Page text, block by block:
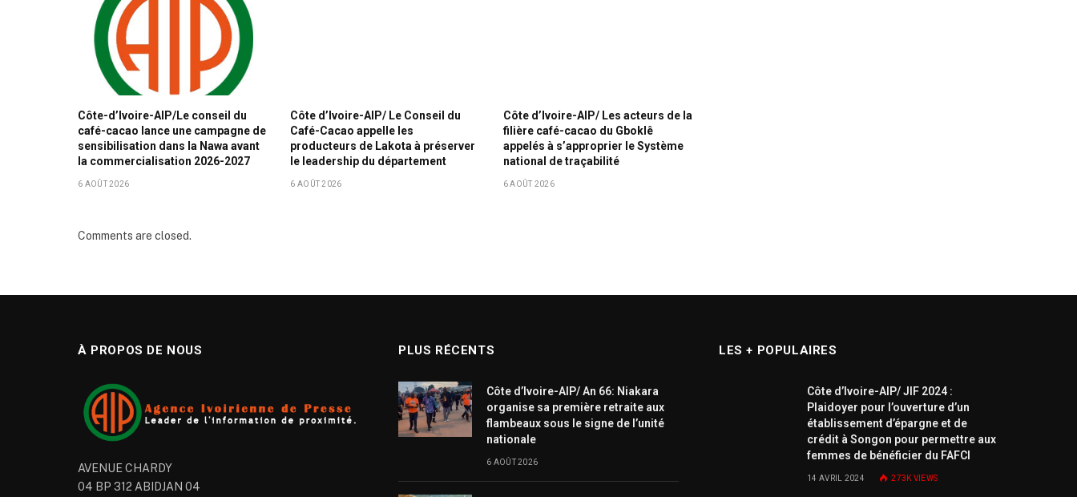
Côte-d’Ivoire-AIP/Le conseil du
café-cacao lance une campagne de
sensibilisation dans la Nawa avant
la commercialisation 2026-2027
6 AOÛT 2026
Côte d’Ivoire-AIP/ Le Conseil du
Café-Cacao appelle les
producteurs de Lakota à préserver
le leadership du département
6 AOÛT 2026
Côte d’Ivoire-AIP/ Les acteurs de la
filière café-cacao du Gboklê
appelés à s’approprier le Système
national de traçabilité
6 AOÛT 2026
Comments are closed.
À PROPOS DE NOUS
AVENUE CHARDY
04 BP 312 ABIDJAN 04
PLUS RÉCENTS
Côte d’Ivoire-AIP/ An 66: Niakara
organise sa première retraite aux
flambeaux sous le signe de l’unité
nationale
6 AOÛT 2026
LES + POPULAIRES
Côte d’Ivoire-AIP/ JIF 2024 :
Plaidoyer pour l’ouverture d’un
établissement d’épargne et de
crédit à Songon pour permettre aux
femmes de bénéficier du FAFCI
14 AVRIL 2024 273K VIEWS